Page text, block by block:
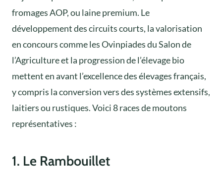
fromages AOP, ou laine premium. Le
développement des circuits courts, la valorisation
en concours comme les Ovinpiades du Salon de
l’Agriculture et la progression de l’élevage bio
mettent en avant l’excellence des élevages français,
y compris la conversion vers des systèmes extensifs,
laitiers ou rustiques. Voici 8 races de moutons
représentatives :
1. Le Rambouillet